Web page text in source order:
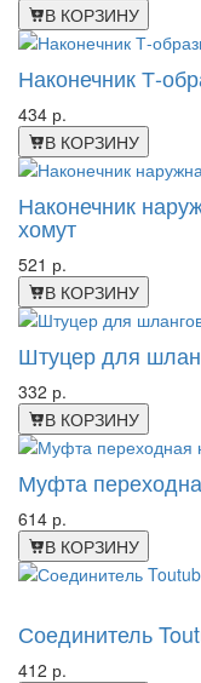
В КОРЗИНУ
Наконечник Т-
434 р.
В КОРЗИНУ
Наконечник
хомут
521 р.
В КОРЗИНУ
Штуцер для
332 р.
В КОРЗИНУ
Муфта
614 р.
В КОРЗИНУ
Соединитель
412 р.